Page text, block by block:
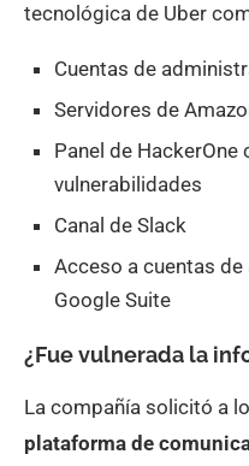
tecnológica de Uber
Cuentas de
Servidores de
Panel de HackerOne
vulnerabilidades
Canal de Slack
Acceso a cuentas
Google Suite
¿Fue vulnerada la
La compañía solicitó a
plataforma de